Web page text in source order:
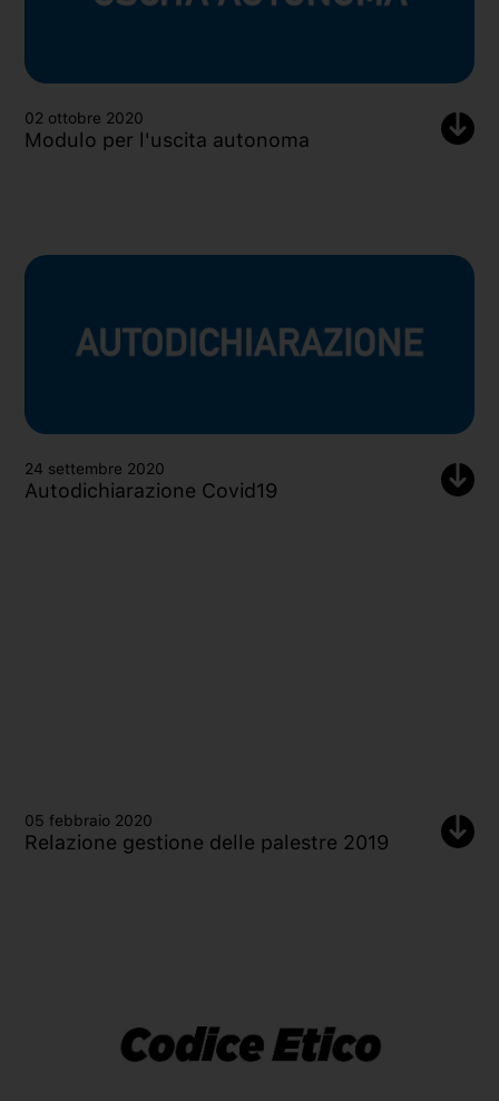
02 ottobre 2020
Modulo per l'uscita autonoma
24 settembre 2020
Autodichiarazione Covid19
05 febbraio 2020
Relazione gestione delle palestre 2019